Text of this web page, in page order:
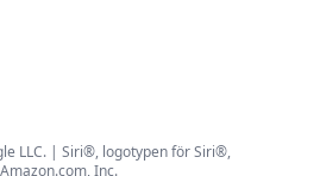
LLC. | Siri®, logotypen för Siri®,
Inc.